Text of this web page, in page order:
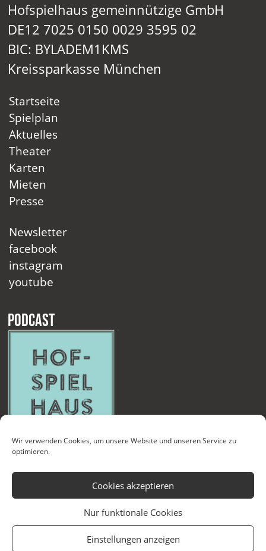
Wir verwenden Cookies, um unsere Website und unseren Service zu
optimieren.
Cookies akzeptieren
Nur funktionale Cookies
Einstellungen anzeigen
Hofspielhaus gemeinnützige GmbH
DE12 7025 0150 0029 3595 02
BIC: BYLADEM1KMS
Kreissparkasse München
Startseite
Spielplan
Aktuelles
Theater
Karten
Mieten
Presse
Newsletter
facebook
instagram
youtube
Podcast
Kontakt Newsletter Datenschutzerklärung Impressum